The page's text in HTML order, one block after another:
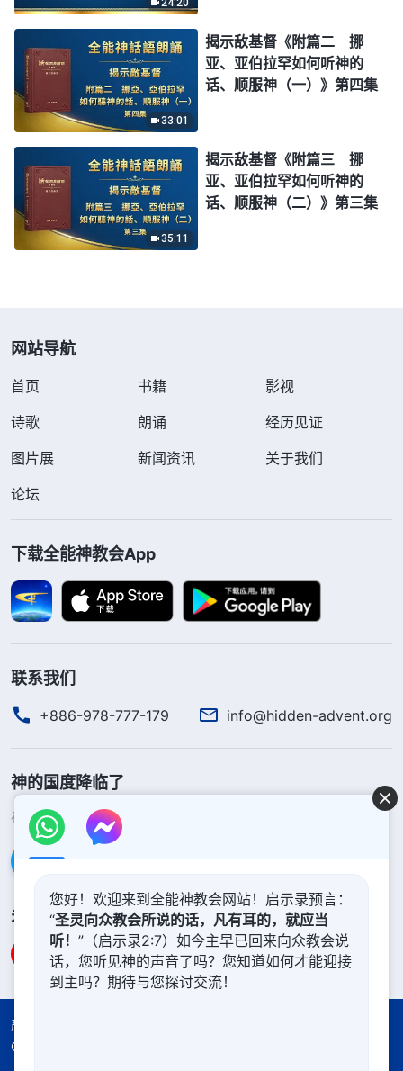
24:20
33:01
揭示敌基督《附篇二 挪
亚、亚伯拉罕如何听神的
话、顺服神（一）》第四集
35:11
揭示敌基督《附篇三 挪
亚、亚伯拉罕如何听神的
话、顺服神（二）》第三集
网站导航
首页 书籍
影视
诗歌
朗诵
经历见证
图片展
新闻资讯
关于我们
论坛
下载全能神教会App
联系我们
+886-978-777-179 info@hidden-advent.org
神的国度降临了
神的国度已经降临在人间！你想进入神的国度吗？
通过Messenger联系我们
关注我们
严正声明
Cookie声明
您好！欢迎来到全能神教会网站！启示录预言：
“圣灵向众教会所说的话，凡有耳的，就应当
听！ ”（启示录2:7）如今主早已回来向众教会说
话，您听见神的声音了吗？您知道如何才能迎接
到主吗？期待与您探讨交流！